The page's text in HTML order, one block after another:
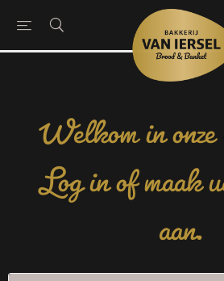
Welkom in
Log in of maak
aan.